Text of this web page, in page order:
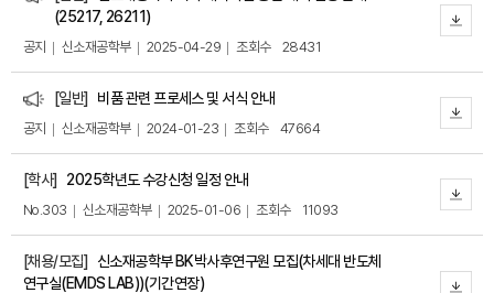
(25217, 26211)
공지 신소재공학부 2025-04-29 조회수 28431
[일반] 비품 관련 프로세스 및 서식 안내
공지 신소재공학부 2024-01-23 조회수 47664
[학사] 2025학년도 수강신청 일정 안내
No.303 신소재공학부 2025-01-06 조회수 11093
[채용/모집]
신소재공학부 BK박사후연구원 모집(차세대 반도체
연구실(EMDS LAB))(기간연장)